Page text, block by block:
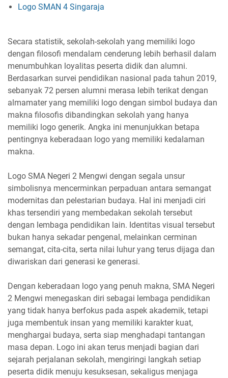
Logo SMAN 4 Singaraja
Secara statistik, sekolah-sekolah yang memiliki logo
dengan filosofi mendalam cenderung lebih berhasil dalam
menumbuhkan loyalitas peserta didik dan alumni.
Berdasarkan survei pendidikan nasional pada tahun 2019,
sebanyak 72 persen alumni merasa lebih terikat dengan
almamater yang memiliki logo dengan simbol budaya dan
makna filosofis dibandingkan sekolah yang hanya
memiliki logo generik. Angka ini menunjukkan betapa
pentingnya keberadaan logo yang memiliki kedalaman
makna.
Logo SMA Negeri 2 Mengwi dengan segala unsur
simbolisnya mencerminkan perpaduan antara semangat
modernitas dan pelestarian budaya. Hal ini menjadi ciri
khas tersendiri yang membedakan sekolah tersebut
dengan lembaga pendidikan lain. Identitas visual tersebut
bukan hanya sekadar pengenal, melainkan cerminan
semangat, cita-cita, serta nilai luhur yang terus dijaga dan
diwariskan dari generasi ke generasi.
Dengan keberadaan logo yang penuh makna, SMA Negeri
2 Mengwi menegaskan diri sebagai lembaga pendidikan
yang tidak hanya berfokus pada aspek akademik, tetapi
juga membentuk insan yang memiliki karakter kuat,
menghargai budaya, serta siap menghadapi tantangan
masa depan. Logo ini akan terus menjadi bagian dari
sejarah perjalanan sekolah, mengiringi langkah setiap
peserta didik menuju kesuksesan, sekaligus menjaga